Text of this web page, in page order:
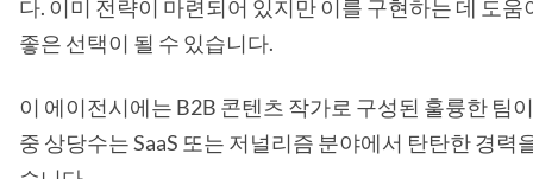
다. 이미 전략이 마련되어 있지만 이를 구현하는 데 도움
좋은 선택이 될 수 있습니다.
이 에이전시에는 B2B 콘텐츠 작가로 구성된 훌륭한 팀
중 상당수는 SaaS 또는 저널리즘 분야에서 탄탄한 경력